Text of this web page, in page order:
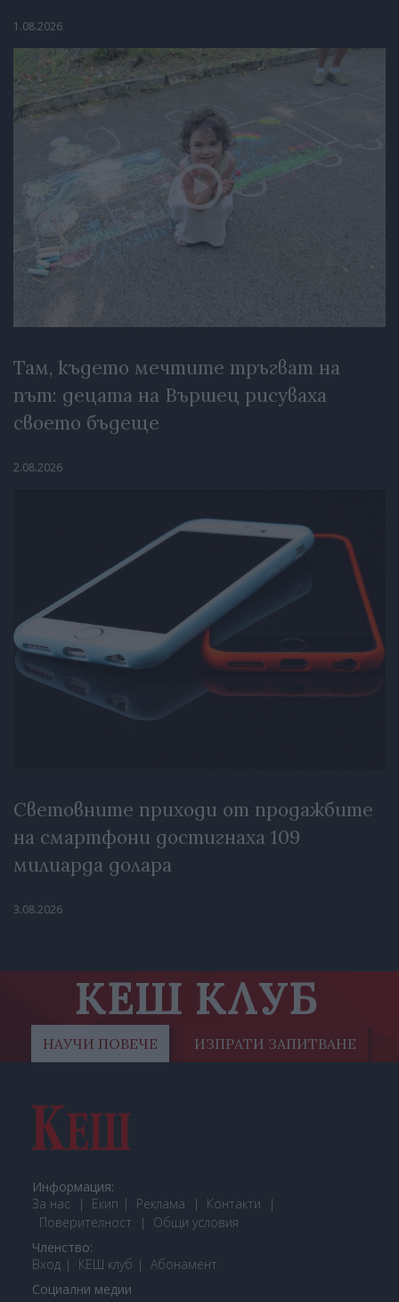
1.08.2026
Там, където мечтите тръгват на
път: децата на Вършец рисуваха
своето бъдеще
2.08.2026
Световните приходи от продажбите
на смартфони достигнаха 109
милиарда долара
3.08.2026
КЕШ КЛУБ
НАУЧИ ПОВЕЧЕ ИЗПРАТИ ЗАПИТВАНЕ
Информация:
За нас
Екип Реклама
Контакти
Поверителност
Общи условия
Членство:
Вход
КЕШ клуб Абонамент
Социални медии